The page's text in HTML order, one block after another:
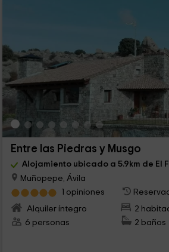
Entre las Piedras y Musgo
Alojamiento ubicado a 5.9km de El
Muñopepe, Ávila
1 opiniones
Alquiler íntegro
2
6 personas
2 baños